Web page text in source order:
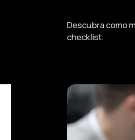
Descubra como
checklist.